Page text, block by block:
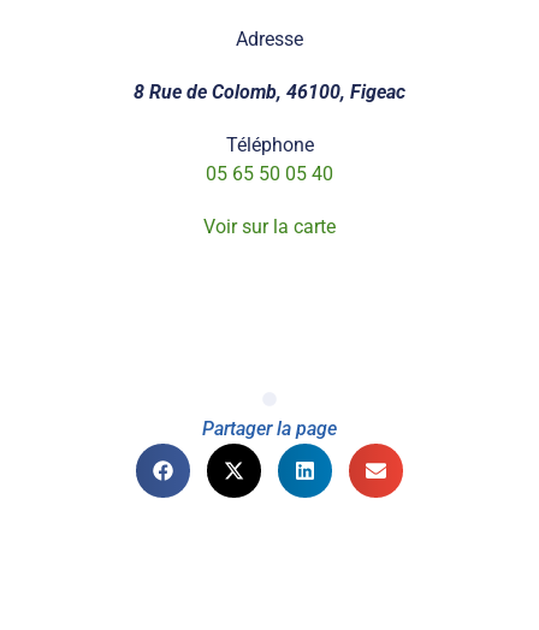
Adresse
8 Rue de Colomb, 46100, Figeac
Téléphone
05 65 50 05 40
Voir sur la carte
Partager la page